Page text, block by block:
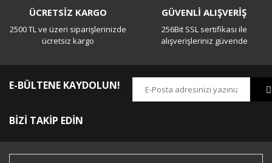
ÜCRETSİZ KARGO
2500 TL ve üzeri siparişlerinizde
ücretsiz kargo
GÜVENLİ ALIŞVERİŞ
256Bit SSL sertifikası ile
alışverişleriniz güvende
E-BÜLTENE KAYDOLUN!
BİZİ TAKİP EDİN